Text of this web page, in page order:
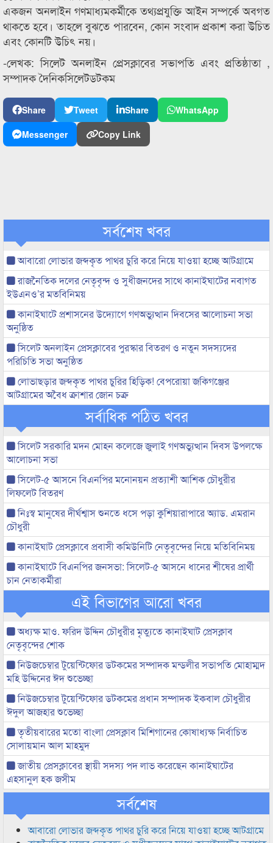
একজন অনলাইন গণমাধ্যমকর্মীকে তথ্যপ্রযুক্তি আইন সম্পর্কে অবগত
থাকতে হবে। তাহলে বুঝতে পারবেন, কোন সংবাদ প্রকাশ করা উচিত
এবং কোনটি উচিৎ নয়।
-লেখক: সিলেট অনলাইন প্রেসক্লাবের সভাপতি এবং প্রতিষ্ঠাতা ,
সম্পাদক দৈনিকসিলেটডটকম
Share Tweet Share
WhatsApp
Messenger
Copy Link
সর্বশেষ খবর
আবারো লোভার জব্দকৃত পাথর চুরি করে নিয়ে যাওয়া হচ্ছে আটগ্রামে
রাজনৈতিক দলের নেতৃবৃন্দ ও সুধীজনদের সাথে কানাইঘাটের নবাগত
ইউএনও’র মতবিনিময়
কানাইঘাটে প্রশাসনের উদ্যোগে গণঅভ্যুত্থান দিবসের আলোচনা সভা
অনুষ্ঠিত
সিলেট অনলাইন প্রেসক্লাবের পুরস্কার বিতরণ ও নতুন সদস্যদের
পরিচিতি সভা অনুষ্ঠিত
লোভাছড়ার জব্দকৃত পাথর চুরির হিড়িক! বেপরোয়া জকিগঞ্জের
আটগ্রামের অবৈধ ক্রাশার জোন চক্র
সর্বাধিক পঠিত খবর
সিলেট সরকারি মদন মোহন কলেজে জুলাই গণঅভ্যুত্থান দিবস উপলক্ষে
আলোচনা সভা
সিলেট-৫ আসনে বিএনপির মনোনয়ন প্রত্যাশী আশিক চৌধুরীর
লিফলেট বিতরণ
নিঃস্ব মানুষের দীর্ঘশ্বাস শুনতে ধসে পড়া কুশিয়ারাপারে অ্যাড. এমরান
চৌধুরী
কানাইঘাট প্রেসক্লাবে প্রবাসী কমিউনিটি নেতৃবৃন্দের নিয়ে মতিবিনিময়
কানাইঘাটে বিএনপির জনসভা: সিলেট-৫ আসনে ধানের শীষের প্রার্থী
চান নেতাকর্মীরা
এই বিভাগের আরো খবর
অধ্যক্ষ মাও. ফরিদ উদ্দিন চৌধুরীর মৃত্যুতে কানাইঘাট প্রেসক্লাব
নেতৃবৃন্দের শোক
নিউজচেম্বার টুয়েন্টিফোর ডটকমের সম্পাদক মন্ডলীর সভাপতি মোহাম্মদ
মহি উদ্দিনের ঈদ শুভেচ্ছা
নিউজচেম্বার টুয়েন্টিফোর ডটকমের প্রধান সম্পাদক ইকবাল চৌধুরীর
ঈদুল আজহার শুভেচ্ছা
তৃতীয়বারের মতো বাংলা প্রেসক্লাব মিশিগানের কোষাধ্যক্ষ নির্বাচিত
সোলায়মান আল মাহমুদ
জাতীয় প্রেসক্লাবের স্থায়ী সদস্য পদ লাভ করেছেন কানাইঘাটের
এহসানুল হক জসীম
সর্বশেষ
আবারো লোভার জব্দকৃত পাথর চুরি করে নিয়ে যাওয়া হচ্ছে আটগ্রামে